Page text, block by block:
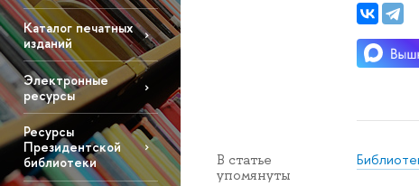
Каталог печатных
изданий
Электронные
ресурсы
Ресурсы
Президентской
библиотеки
В статье
упомянуты